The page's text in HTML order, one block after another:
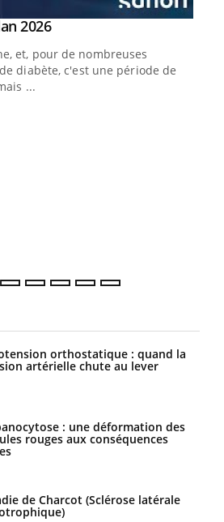
2026Youtube
et, pour de nombreuses
diabète, c'est une période de
...
orthostatique : quand la
artérielle chute au lever
: une déformation des
rouges aux conséquences
de Charcot (Sclérose latérale